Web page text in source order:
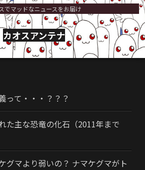
でマッドなニュースをお届け
カオスアンテナ
って・・・？？？
た主な恐竜の化石（2011年まで
グマより弱いの？ ナマケグマがト